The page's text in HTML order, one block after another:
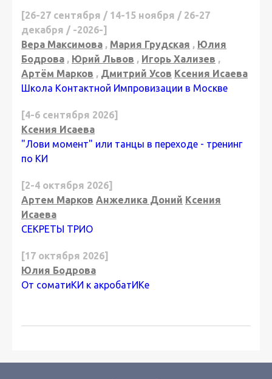
[26-27 сентября / 14-15 ноября / 26-27
декабря / -2026-]
Вера Максимова , Мария Грудская , Юлия
Бодрова , Юрий Львов , Игорь Хализев ,
Артём Марков , Дмитрий Усов Ксения Исаева
Школа Контактной Импровизации в Москве
[4-6 сентября 2026]
Ксения Исаева
"Лови момент" или танцы в переходе - тренинг
по КИ
[2-4 октября 2026]
Артем Марков Анжелика Доний Ксения
Исаева
СЕКРЕТЫ ТРИО
[17 октября 2026]
Юлия Бодрова
От соматиКИ к акробатИКе